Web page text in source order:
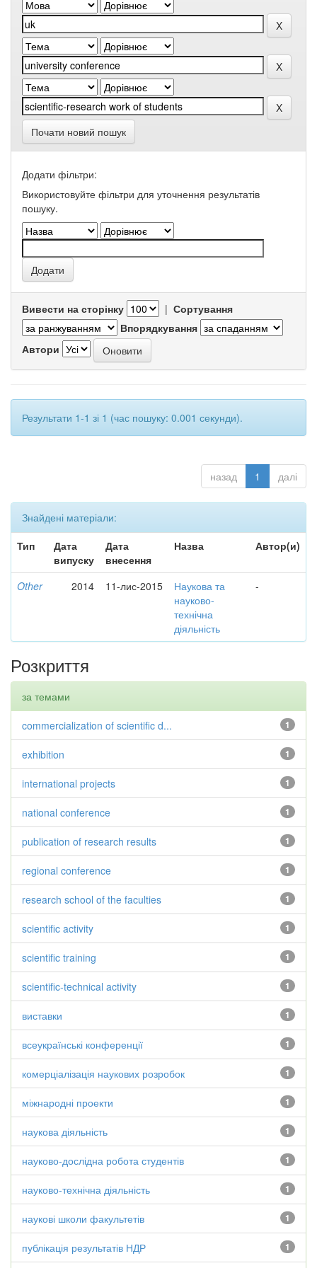
Почати новий пошук
Додати фільтри:
Використовуйте фільтри для уточнення результатів
пошуку.
Вивести на сторінку | Сортування
Впорядкування
Автори
Результати 1-1 зі 1 (час пошуку: 0.001 секунди).
назад 1 далі
Знайдені матеріали:
Тип
Дата
випуску
Дата
внесення
Назва Автор(и)
Other 2014 11-лис-2015
Наукова та
науково-
технічна
діяльність
-
Розкриття
за темами
1
commercialization of scientific d...
1
exhibition
1
international projects
1
national conference
1
publication of research results
1
regional conference
1
research school of the faculties
1
scientific activity
1
scientific training
1
scientific-technical activity
1
виставки
1
всеукраїнські конференції
1
комерціалізація наукових розробок
1
міжнародні проекти
1
наукова діяльність
1
науково-дослідна робота студентів
1
науково-технічна діяльність
1
наукові школи факультетів
1
публікація результатів НДР